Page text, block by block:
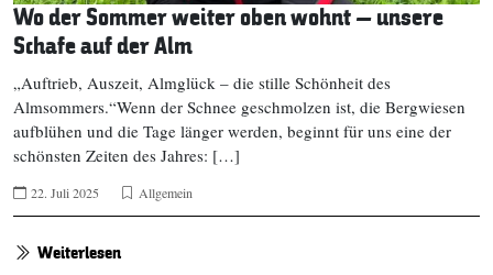
Wo der Sommer weiter oben wohnt – unsere
Schafe auf der Alm
„Auftrieb, Auszeit, Almglück – die stille Schönheit des
Almsommers.“Wenn der Schnee geschmolzen ist, die Bergwiesen
aufblühen und die Tage länger werden, beginnt für uns eine der
schönsten Zeiten des Jahres: […]
22. Juli 2025 Allgemein
Weiterlesen